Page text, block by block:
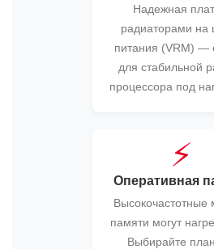
Надежная
радиаторами на
питания (VRM) —
для стабильной
процессора под
⚡️
Оперативная
Высокочастотные
памяти могут
Выбирайте